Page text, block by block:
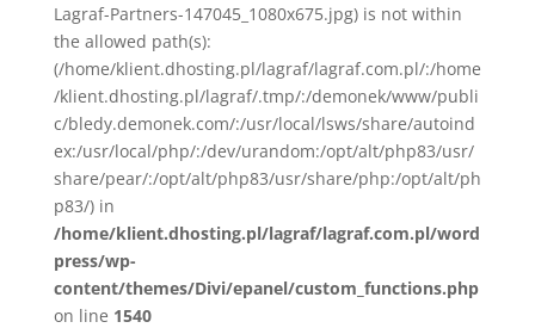
Lagraf-Partners-147045_1080x675.jpg) is not within
the allowed path(s):
(/home/klient.dhosting.pl/lagraf/lagraf.com.pl/:/home
/klient.dhosting.pl/lagraf/.tmp/:/demonek/www/publi
c/bledy.demonek.com/:/usr/local/lsws/share/autoind
ex:/usr/local/php/:/dev/urandom:/opt/alt/php83/usr/
share/pear/:/opt/alt/php83/usr/share/php:/opt/alt/ph
p83/) in
/home/klient.dhosting.pl/lagraf/lagraf.com.pl/word
press/wp-
content/themes/Divi/epanel/custom_functions.php
on line 1540